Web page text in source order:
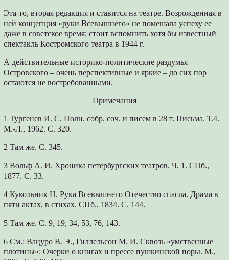
Эта-то, вторая редакция и ставится на театре. Возрожденная в
ней концепция «руки Всевышнего» не помешала успеху ее
даже в советское время: стоит вспомнить хотя бы известный
спектакль Костромского театра в 1944 г.
А действительные историко-политические раздумья
Островского – очень перспективные и яркие – до сих пор
остаются не востребованными.
Примечания
1 Тургенев И. С. Полн. собр. соч. и писем в 28 т. Письма. Т.4.
М.-Л., 1962. С. 320.
2 Там же. С. 345.
3 Вольф А. И. Хроника петербургских театров. Ч. 1. СПб.,
1877. С. 33.
4 Кукольник Н. Рука Всевышнего Отечество спасла. Драма в
пяти актах, в стихах. СПб., 1834. С. 144.
5 Там же. С. 9, 19, 34, 53, 76, 143.
6 См.: Вацуро В. Э., Гиллельсон М. И. Сквозь «умственные
плотины»: Очерки о книгах и прессе пушкинской поры. М.,